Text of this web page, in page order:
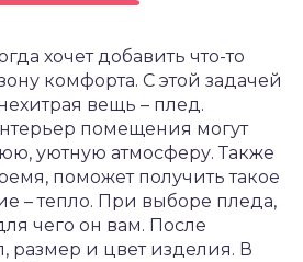
хочет добавить что-то
комфорта. С этой задачей
вещь – плед.
помещения могут
уютную атмосферу. Также
поможет получить такое
– тепло. При выборе пледа,
чего он вам. После
размер и цвет изделия. В